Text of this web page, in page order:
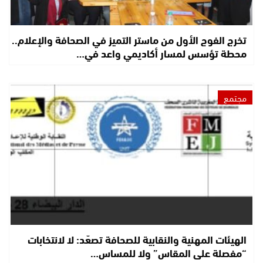
تخرج الفوج الأول من ماستر التميز في الصحافة والإعلام..
محطة تؤسس لمسار أكاديمي واعد في…
مجتمع
الهيئات المهنية والنقابية للصحافة تصعّد: لا لانتخابات
“مفصلة على المقاس” ولا للمساس…